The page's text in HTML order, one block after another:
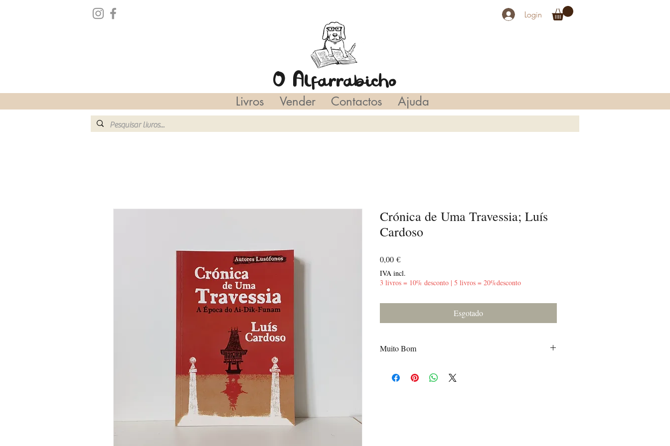
O Alfarrabicho
Login
Livros Vender Contactos Ajuda
Crónica de Uma Travessia; Luís
Cardoso
0,00 €Preço
IVA incl.
3 livros = 10% desconto | 5 livros = 20%desconto
Esgotado
Muito Bom